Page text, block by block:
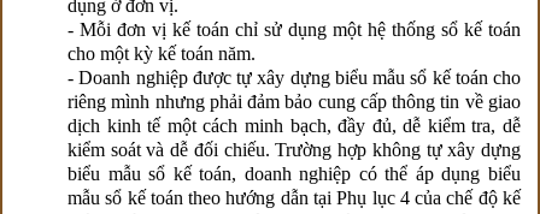
dụng ở đơn vị.
- Mỗi đơn vị kế toán chỉ sử dụng một hệ thống sổ kế toán
cho một kỳ kế toán năm.
- Doanh nghiệp được tự xây dựng biểu mẫu sổ kế toán cho
riêng mình nhưng phải đảm bảo cung cấp thông tin về giao
dịch kinh tế một cách minh bạch, đầy đủ, dễ kiểm tra, dễ
kiểm soát và dễ đối chiếu. Trường hợp không tự xây dựng
biểu mẫu sổ kế toán, doanh nghiệp có thể áp dụng biểu
mẫu sổ kế toán theo hướng dẫn tại Phụ lục 4 của chế độ kế